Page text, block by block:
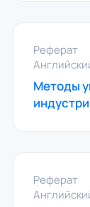
Реферат
Методы
Реферат